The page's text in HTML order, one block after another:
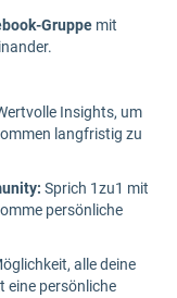
Gruppe mit
Insights, um
langfristig zu
Sprich 1zu1 mit
persönliche
alle deine
eine persönliche